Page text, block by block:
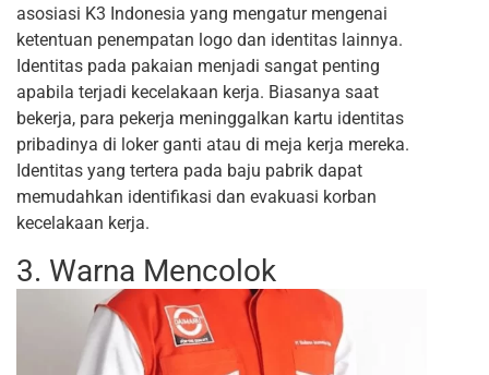
asosiasi K3 Indonesia yang mengatur mengenai
ketentuan penempatan logo dan identitas lainnya.
Identitas pada pakaian menjadi sangat penting
apabila terjadi kecelakaan kerja. Biasanya saat
bekerja, para pekerja meninggalkan kartu identitas
pribadinya di loker ganti atau di meja kerja mereka.
Identitas yang tertera pada baju pabrik dapat
memudahkan identifikasi dan evakuasi korban
kecelakaan kerja.
3. Warna Mencolok